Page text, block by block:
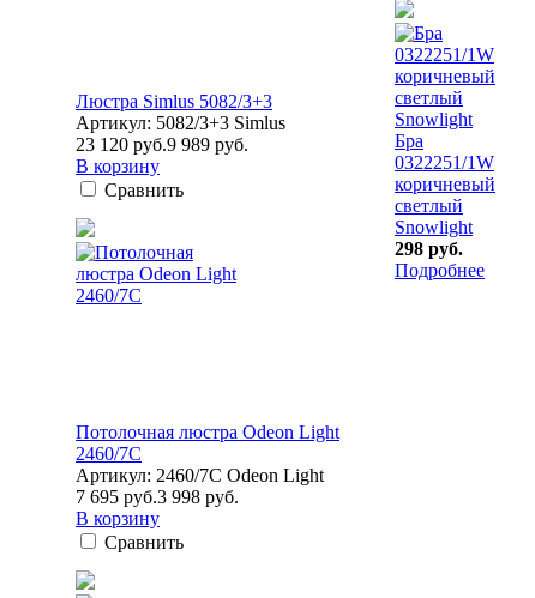
Люстра Simlus 5082/3+3
Артикул: 5082/3+3 Simlus
23 120 руб.9 989 руб.
В корзину
Сравнить
Потолочная люстра Odeon Light
2460/7C
Артикул: 2460/7C Odeon Light
7 695 руб.3 998 руб.
В корзину
Сравнить
Бра
0322251/1W
коричневый
светлый
Snowlight
298 руб.
Подробнее